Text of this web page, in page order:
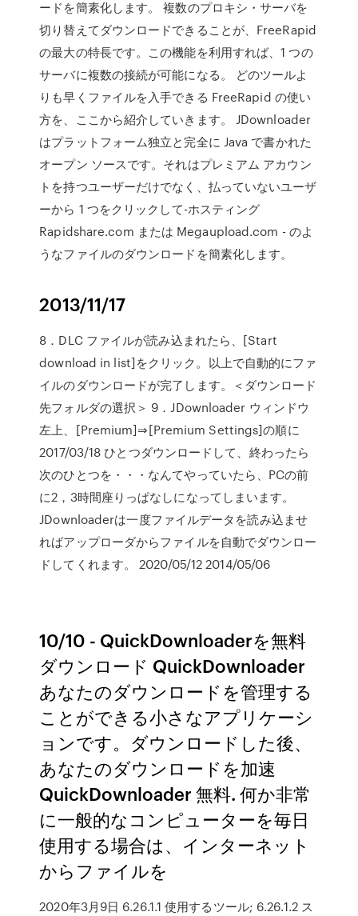
ードを簡素化します。 複数のプロキシ・サーバを
切り替えてダウンロードできることが、FreeRapid
の最大の特長です。この機能を利用すれば、1 つの
サーバに複数の接続が可能になる。 どのツールよ
りも早くファイルを入手できる FreeRapid の使い
方を、ここから紹介していきます。 JDownloader
はプラットフォーム独立と完全に Java で書かれた
オープン ソースです。それはプレミアム アカウン
トを持つユーザーだけでなく、払っていないユーザ
ーから 1 つをクリックして-ホスティング
Rapidshare.com または Megaupload.com - のよ
うなファイルのダウンロードを簡素化します。
2013/11/17
8．DLC ファイルが読み込まれたら、[Start
download in list]をクリック。以上で自動的にファ
イルのダウンロードが完了します。＜ダウンロード
先フォルダの選択＞ 9．JDownloader ウィンドウ
左上、[Premium]⇒[Premium Settings]の順に
2017/03/18 ひとつダウンロードして、終わったら
次のひとつを・・・なんてやっていたら、PCの前
に2，3時間座りっぱなしになってしまいます。
JDownloaderは一度ファイルデータを読み込ませ
ればアップローダからファイルを自動でダウンロー
ドしてくれます。 2020/05/12 2014/05/06
10/10 - QuickDownloaderを無料
ダウンロード QuickDownloader
あなたのダウンロードを管理する
ことができる小さなアプリケーシ
ョンです。ダウンロードした後、
あなたのダウンロードを加速
QuickDownloader 無料. 何か非常
に一般的なコンピューターを毎日
使用する場合は、インターネット
からファイルを
2020年3月9日 6.26.1.1 使用するツール; 6.26.1.2 ス